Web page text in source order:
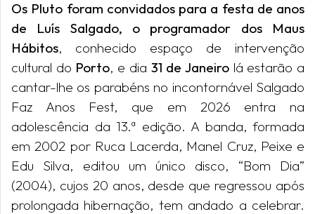
Os Pluto foram convidados para a festa de anos
de Luís Salgado, o programador dos Maus
Hábitos, conhecido espaço de intervenção
cultural do Porto, e dia 31 de Janeirolá estarão a
cantar-lhe os parabéns no incontornável Salgado
Faz Anos Fest, que em 2026 entra na
adolescência da 13.ª edição. A banda, formada
em 2002 por Ruca Lacerda, Manel Cruz, Peixe e
Edu Silva, editou um único disco, “Bom Dia”
(2004), cujos 20 anos, desde que regressou após
prolongada hibernação, tem andado a celebrar.